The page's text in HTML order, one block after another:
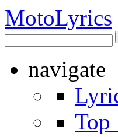
MotoLyrics
navigate
Top